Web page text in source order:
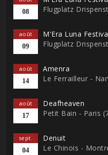
08
Flugplatz
août
09
M'Era Luna
Flugplatz
août
14
Amenra
Le Ferrailleur -
août
17
Deafheaven
Petit Bain - Paris
sept.
04
Denuit
Le Chinois -